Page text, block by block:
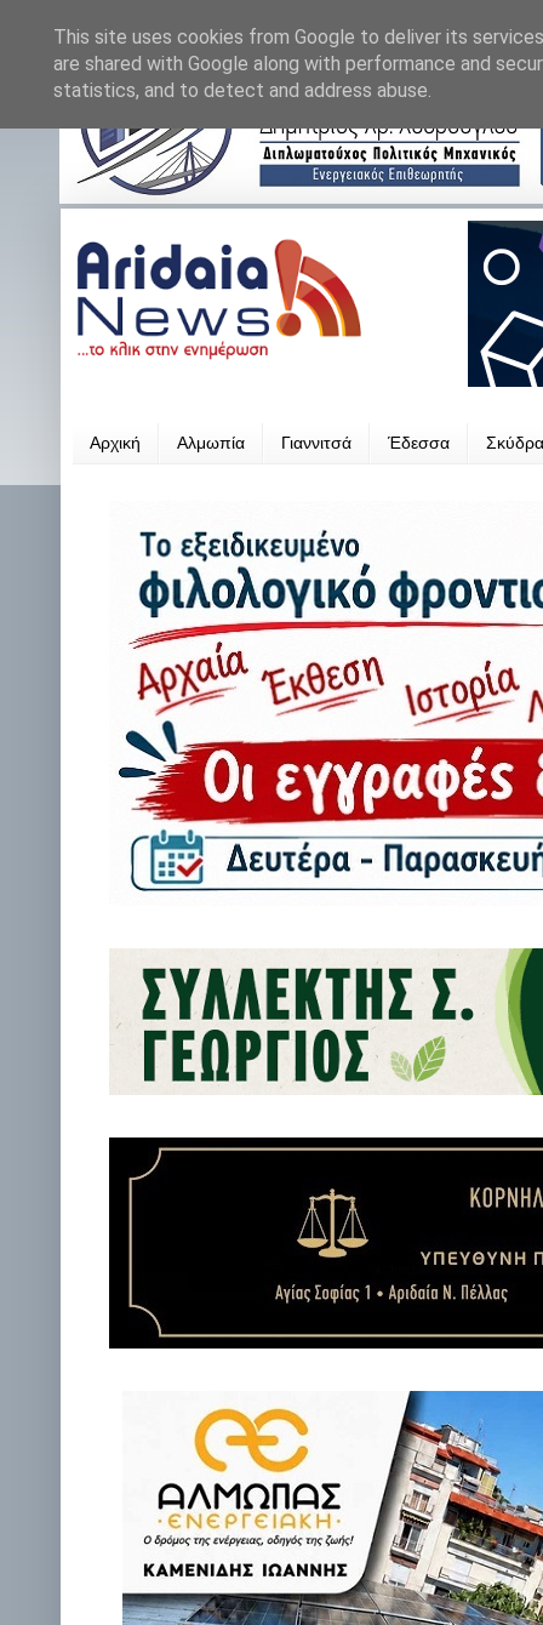
Αρχική Αλμωπία Γιαννιτσά Έδεσσα Σκύδρα
This site uses cookies from Google to deliver its
are shared with Google along with performance and
statistics, and to detect and address abuse.